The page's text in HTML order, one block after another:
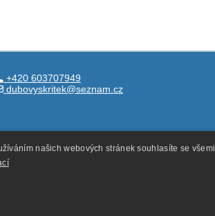
+420 603707949
dubovyskritek@seznam.cz
našich webových stránek souhlasíte se všemi